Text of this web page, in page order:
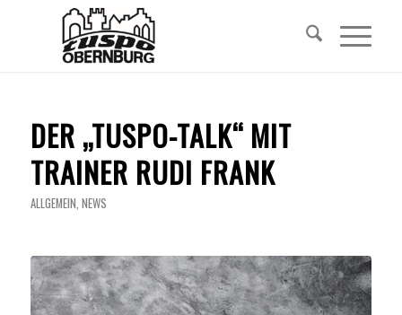
DER „TUSPO-TALK“ MIT
TRAINER RUDI FRANK
ALLGEMEIN, NEWS